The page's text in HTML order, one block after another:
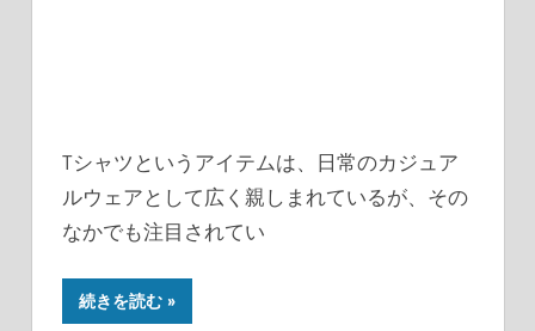
Tシャツというアイテムは、日常のカジュア
ルウェアとして広く親しまれているが、その
なかでも注目されてい
続きを読む